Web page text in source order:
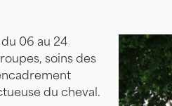
06 au 24
soins des
du cheval.